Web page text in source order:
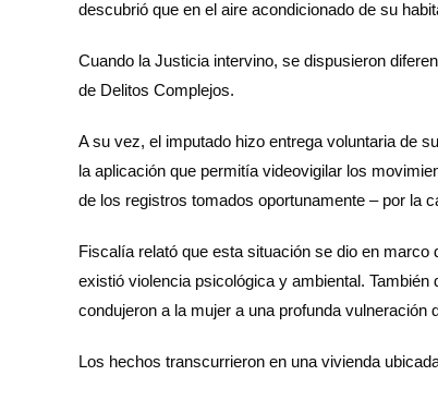
descubrió que en el aire acondicionado de su
Cuando la Justicia intervino, se dispusieron
de Delitos Complejos.
A su vez, el imputado hizo entrega voluntaria de
la aplicación que permitía videovigilar los
de los registros tomados oportunamente – por la
Fiscalía relató que esta situación se dio en
existió violencia psicológica y ambiental.
condujeron a la mujer a una profunda vulneración
Los hechos transcurrieron en una vivienda